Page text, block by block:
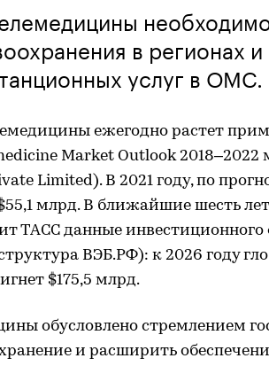
в регионах
услуг в ОМС.
ежегодно растет
Market Outlook
Limited). В 2021 году, по
млрд. В ближайшие шесть
ТАСС данные инвестиционного
ВЭБ.РФ): к 2026 году
$175,5 млрд.
обусловлено стремлением
и расширить